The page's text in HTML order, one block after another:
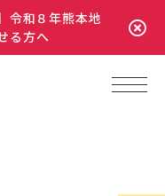
令和８年熊本地
る方へ